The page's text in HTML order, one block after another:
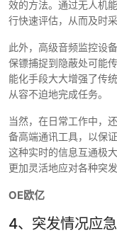
效的方法。通过无人机
行快速评估，从而及时采
此外，高级音频监控设
保镖捕捉到隐蔽处可能
能化手段大大增强了传
从容不迫地完成任务。
当然，在日常工作中，
备高端通讯工具，以保
这种实时的信息互通极
更加灵活地应对各种突发
OE欧亿
4、突发情况应